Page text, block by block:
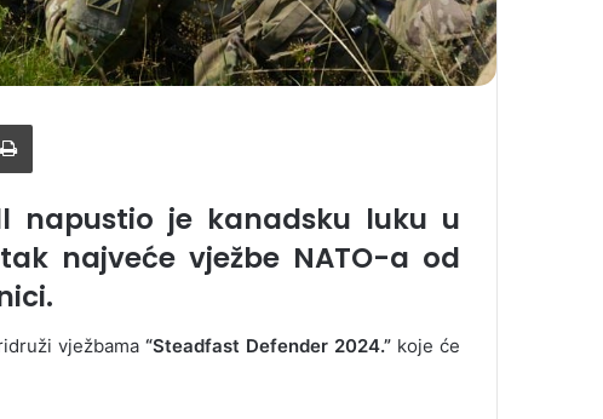
napustio je kanadsku luku u
najveće vježbe NATO-a od
vježbama “Steadfast Defender 2024.”koje će